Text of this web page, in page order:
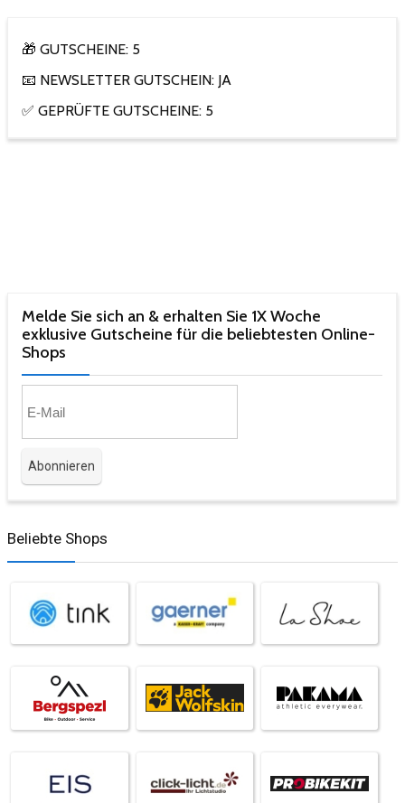
🎁 GUTSCHEINE: 5
📧 NEWSLETTER GUTSCHEIN: JA
✅ GEPRÜFTE GUTSCHEINE: 5
Melde Sie sich an & erhalten Sie 1X Woche
exklusive Gutscheine für die beliebtesten Online-
Shops​
Beliebte Shops